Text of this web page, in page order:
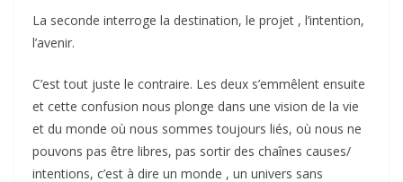
La seconde interroge la destination, le projet , l’intention,
l’avenir.
C’est tout juste le contraire. Les deux s’emmêlent ensuite
et cette confusion nous plonge dans une vision de la vie
et du monde où nous sommes toujours liés, où nous ne
pouvons pas être libres, pas sortir des chaînes causes/
intentions, c’est à dire un monde , un univers sans